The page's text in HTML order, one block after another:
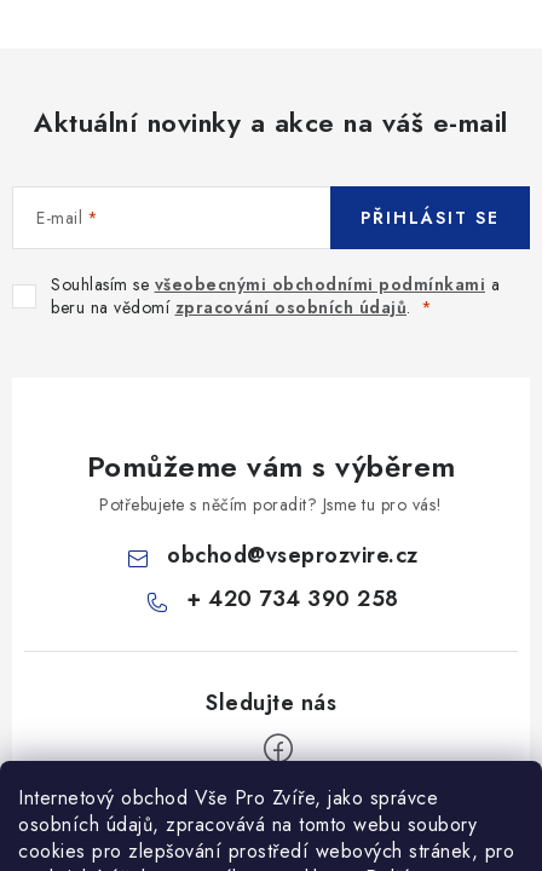
Internetový obchod Vše Pro Zvíře, jako správce
osobních údajů, zpracovává na tomto webu soubory
cookies pro zlepšování prostředí webových stránek, pro
Aktuální novinky a akce na váš e-mail
E-mail
Souhlasím se všeobecnými obchodními podmínkami a
beru na vědomí zpracování osobních údajů.
PŘIHLÁSIT SE
Pomůžeme vám s výběrem
Potřebujete s něčím poradit? Jsme tu pro vás!
obchod@vseprozvire.cz
+ 420 734 390 258